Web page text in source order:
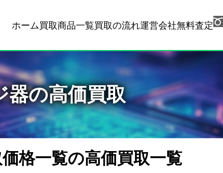
ホーム買取商品一覧買取の流れ運営会社無料査定
器の高価買取
格一覧の高価買取一覧